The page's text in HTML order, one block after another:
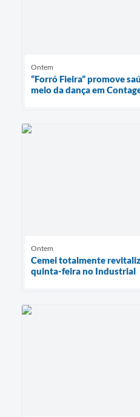
Ontem
“Forró Fieira” promove
meio da dança em
Ontem
Cemei totalmente
quinta-feira no Industrial